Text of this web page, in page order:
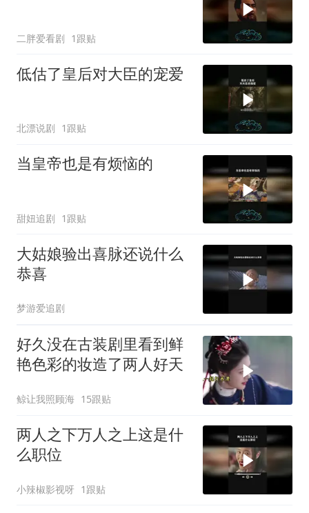
二胖爱看剧 1跟贴
低估了皇后对大臣的宠爱
北漂说剧 1跟贴
当皇帝也是有烦恼的
甜妞追剧 1跟贴
大姑娘验出喜脉还说什么
恭喜
梦游爱追剧
好久没在古装剧里看到鲜
艳色彩的妆造了️两人好天
鲸让我照顾海 15跟贴
两人之下万人之上这是什
么职位
小辣椒影视呀 1跟贴